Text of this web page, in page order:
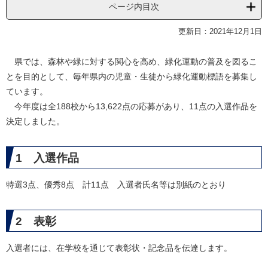
ページ内目次
更新日：2021年12月1日
県では、森林や緑に対する関心を高め、緑化運動の普及を図るこ
とを目的として、毎年県内の児童・生徒から緑化運動標語を募集し
ています。
今年度は全188校から13,622点の応募があり、11点の入選作品を
決定しました。
1 入選作品
特選3点、優秀8点 計11点 入選者氏名等は別紙のとおり
2 表彰
入選者には、在学校を通じて表彰状・記念品を伝達します。